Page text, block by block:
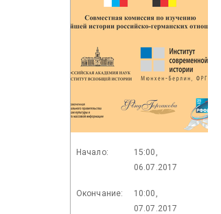
Начало:
15:00,
06.07.2017
Окончание:
10:00,
07.07.2017